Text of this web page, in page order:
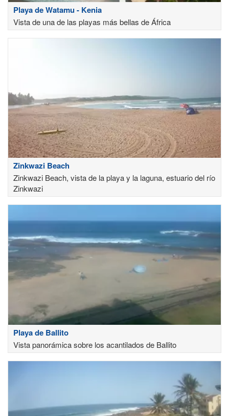
Playa de Watamu - Kenia
Vista de una de las playas más bellas de África
Zinkwazi Beach
Zinkwazi Beach, vista de la playa y la laguna, estuario del río
Zinkwazi
Playa de Ballito
Vista panorámica sobre los acantilados de Ballito